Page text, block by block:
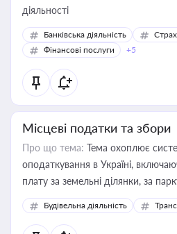
діяльності
Банківська діяльність
Фінансові послуги
+5
Місцеві податки та збори
Про що тема: Тема охоплює
оподаткування в Україні,
Будівельна діяльність